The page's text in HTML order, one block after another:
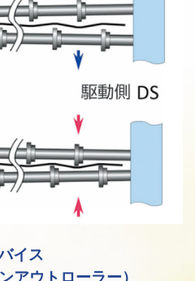
イス
アウトローラー）